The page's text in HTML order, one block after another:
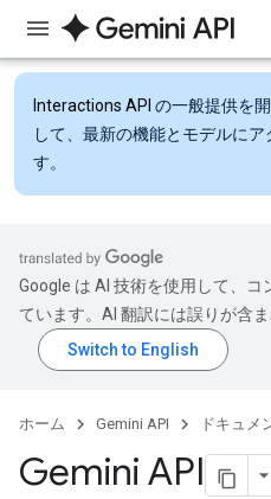
Interactions API の一般提供を
して、最新の機能とモデルに
す。
Google は AI 技術を使用して、
ています。AI 翻訳には誤りが含
ホーム Gemini API ドキュメ
Gemini API